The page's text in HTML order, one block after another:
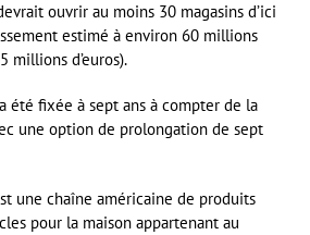
ouvrir au moins 30 magasins d’ici
estimé à environ 60 millions
millions d’euros).
été fixée à sept ans à compter de la
une option de prolongation de sept
une chaîne américaine de produits
pour la maison appartenant au